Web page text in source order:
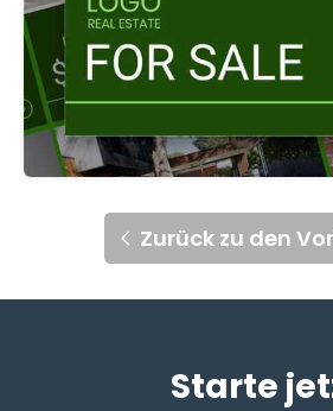
Zurück zu den
Starte